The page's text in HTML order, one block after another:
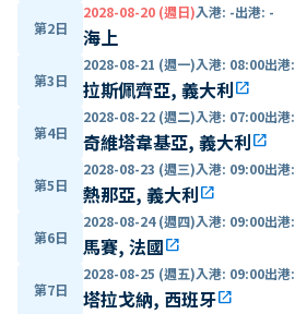
第2日
2028-08-20 (週日)入港: -出港: -
海上
第3日
2028-08-21 (週一)入港: 08:00出港:
拉斯佩齊亞, 義大利open_in_new
第4日
2028-08-22 (週二)入港: 07:00出港:
奇維塔韋基亞, 義大利open_in_new
第5日
2028-08-23 (週三)入港: 09:00出港:
熱那亞, 義大利open_in_new
第6日
2028-08-24 (週四)入港: 09:00出港:
馬賽, 法國open_in_new
第7日
2028-08-25 (週五)入港: 09:00出港:
塔拉戈納, 西班牙open_in_new